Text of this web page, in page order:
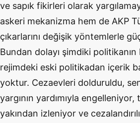
ve sapık fikirleri olarak
askeri mekanizma hem de AKP
çıkarlarını değişik yöntemlerle
Bundan dolayı şimdiki
rejimdeki eski politikadan içerik
yoktur. Cezaevleri dolduruldu,
yargının yardımıyla
yakından izleniyor ve